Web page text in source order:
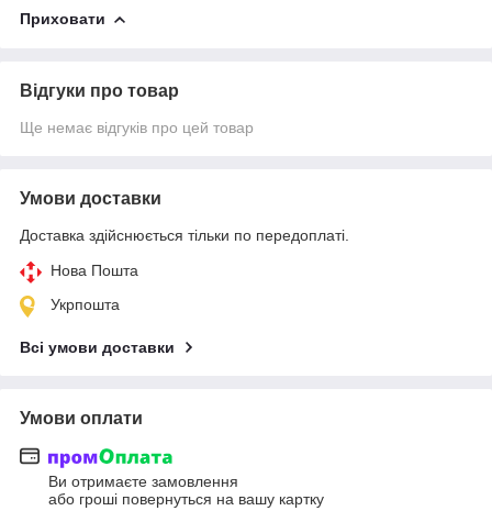
Приховати
Відгуки про товар
Ще немає відгуків про цей товар
Умови доставки
Доставка здійснюється тільки по передоплаті.
Нова Пошта
Укрпошта
Всі умови доставки
Умови оплати
Ви отримаєте замовлення
або гроші повернуться на вашу картку